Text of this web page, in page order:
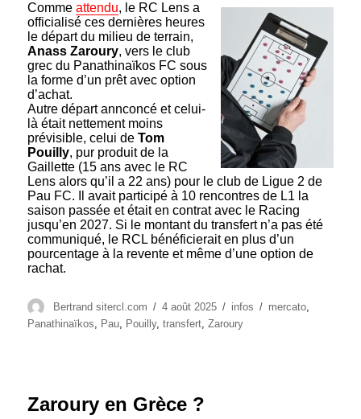
Commeattendu, le RC Lens a
officialisé ces dernières heures
le départ du milieu de terrain,
Anass Zaroury, vers le club
grec du Panathinaïkos FC sous
la forme d’un prêt avec option
d’achat.
Autre départ annconcé et celui-
là était nettement moins
prévisible, celui deTom
Pouilly, pur produit de la
Gaillette (15 ans avec le RC
Lens alors qu’il a 22 ans) pour le club de Ligue 2 de
Pau FC. Il avait participé à 10 rencontres de L1 la
saison passée et était en contrat avec le Racing
jusqu’en 2027. Si le montant du transfert n’a pas été
communiqué, le RCL bénéficierait en plus d’un
pourcentage à la revente et même d’une option de
rachat.
Auteur
Bertrand sitercl.com
Publié
le
4 août 2025 Catégories
infos Étiquettes
mercato,
Panathinaïkos, Pau, Pouilly,transfert,Zaroury
Zaroury en Grèce ?